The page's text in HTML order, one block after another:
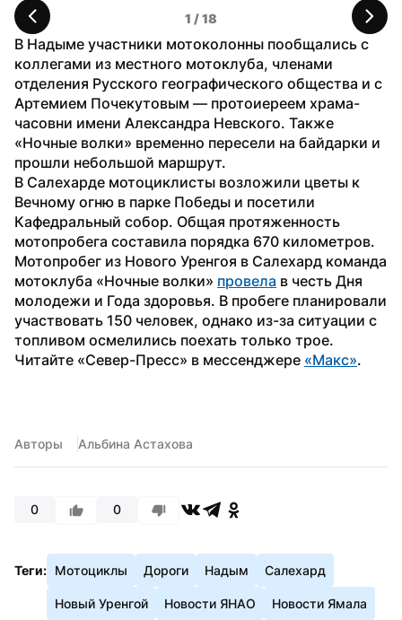
1 / 18
В Надыме участники мотоколонны пообщались с
коллегами из местного мотоклуба, членами
отделения Русского географического общества и с
Артемием Почекутовым — протоиереем храма-
часовни имени Александра Невского. Также
«Ночные волки» временно пересели на байдарки и
прошли небольшой маршрут.
В Салехарде мотоциклисты возложили цветы к
Вечному огню в парке Победы и посетили
Кафедральный собор. Общая протяженность
мотопробега составила порядка 670 километров.
Мотопробег из Нового Уренгоя в Салехард команда
мотоклуба «Ночные волки» провела в честь Дня
молодежи и Года здоровья. В пробеге планировали
участвовать 150 человек, однако из-за ситуации с
топливом осмелились поехать только трое.
Читайте «Север-Пресс» в мессенджере «Mакс».
Авторы Альбина Астахова
0 0
Теги: Мотоциклы Дороги Надым Салехард
Новый Уренгой Новости ЯНАО Новости Ямала